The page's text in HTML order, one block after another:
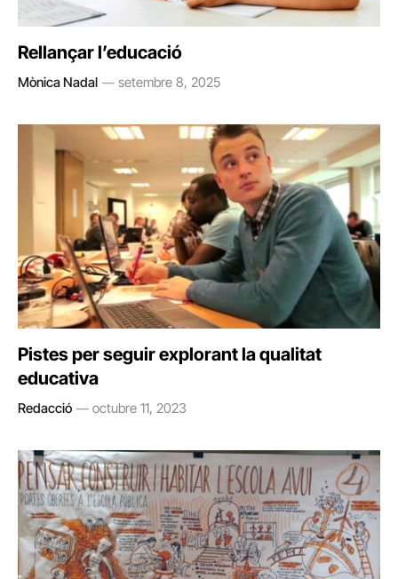
Rellançar l’educació
Mònica Nadal setembre 8, 2025
Pistes per seguir explorant la qualitat
educativa
Redacció octubre 11, 2023